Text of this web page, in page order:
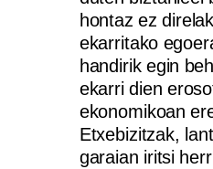
hontaz ez
ekarritako
handirik egin
ekarri dien
ekonomikoan
Etxebizitzak,
garaian iritsi